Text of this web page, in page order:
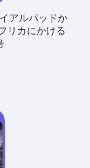
アルパッドか
リカにかける